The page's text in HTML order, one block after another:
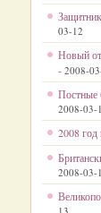
03-12
Новый
- 2008-
Постные
2008-03-
2008
2008-03-